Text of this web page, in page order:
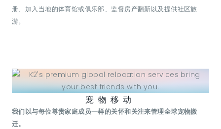
册、加入当地的体育馆或俱乐部、监督房产翻新以及提供社区旅
游。
宠物移动
我们以与每位尊贵家庭成员一样的关怀和关注来管理全球宠物搬
迁。